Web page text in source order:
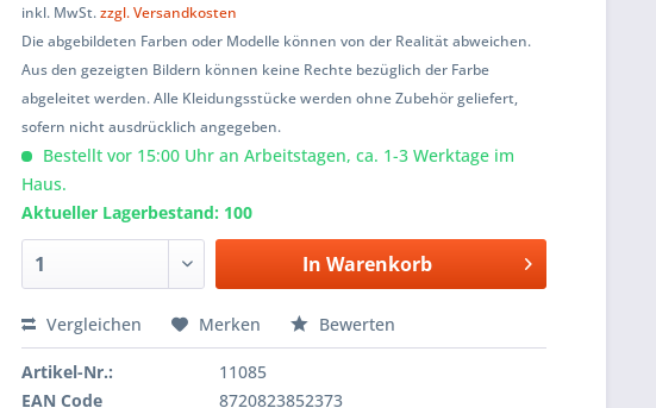
inkl. MwSt.zzgl. Versandkosten
Die abgebildeten Farben oder Modelle können von der Realität abweichen.
Aus den gezeigten Bildern können keine Rechte bezüglich der Farbe
abgeleitet werden. Alle Kleidungsstücke werden ohne Zubehör geliefert,
sofern nicht ausdrücklich angegeben.
Bestellt vor 15:00 Uhr an Arbeitstagen, ca. 1-3 Werktage im
Haus.
Aktueller Lagerbestand: 100
In Warenkorb
Vergleichen Merken Bewerten
Artikel-Nr.:
11085
EAN Code
8720823852373